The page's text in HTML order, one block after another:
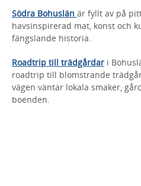
Södra Bohuslän är fyllt av på
havsinspirerad mat, konst och
fängslande historia.
Roadtrip till trädgårdar i
roadtrip till blomstrande
vägen väntar lokala smaker,
boenden.